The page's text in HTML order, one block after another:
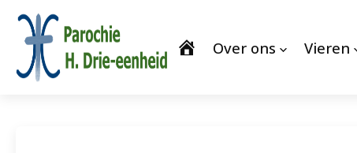
Over ons Vieren